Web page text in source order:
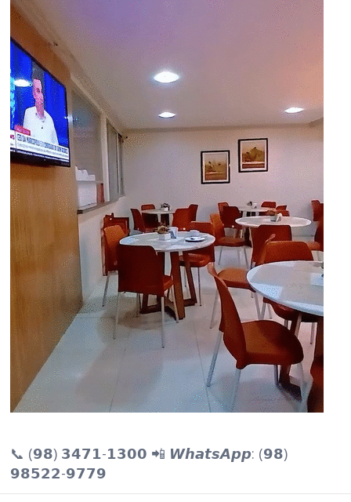
📞 (𝟵𝟴) 𝟯𝟰𝟳𝟭-𝟭𝟯𝟬𝟬 📲 𝙒𝙝𝙖𝙩𝙨𝘼𝙥𝙥: (𝟵𝟴)
𝟵𝟴𝟱𝟮𝟮-𝟵𝟳𝟳𝟵